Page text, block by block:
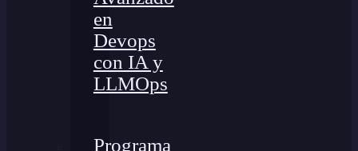
en
Devops
con IA y
LLMOps
Programa